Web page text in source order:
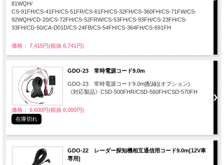
81WQH/
CS-91FH/CS-41FH/CS-51FR/CS-61FH/CS-32FH/CS-360FH/CS-71FW/CS-
92WQH/CD-20/CS-72FH/CS-52FRW/CS-53FH/CS-93FH/CS-23FH/CS-
33FH/CD-50/CA-D01D/CS-24FB/CS-54FH/CS-364FH/CS-691FH
価格： 7,415円(税抜 6,741円)
GDO-23 常時電源コード9.0m
GDO-23 常時電源コード9.0m[配線](オプション)
《対応製品》CSD-500FHR/CSD-560FH/CSD-570FH
価格： 6,600円(税抜 6,000円)
在庫切れ
GDO-22 レーダー探知機相互通信用コード9.0m[12V車
専用]